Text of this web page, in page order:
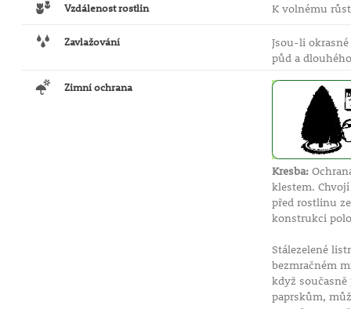
Vzdálenost rostlin K volnému
Zavlažování
Jsou-li
půd a
Zimní ochrana
Kresba:
klestem.
před rostlinu
konstrukci
Stálezelené
bezmračném
když
paprskům,